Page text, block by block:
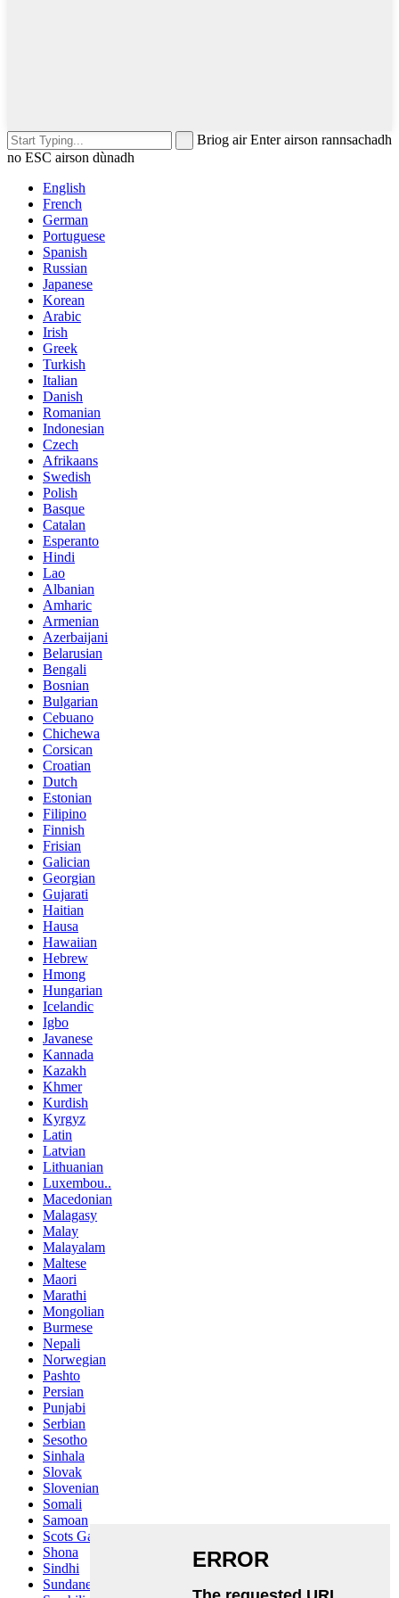
Briog air Enter airson rannsachadh
no ESC airson dùnadh
English
French
German
Portuguese
Spanish
Russian
Japanese
Korean
Arabic
Irish
Greek
Turkish
Italian
Danish
Romanian
Indonesian
Czech
Afrikaans
Swedish
Polish
Basque
Catalan
Esperanto
Hindi
Lao
Albanian
Amharic
Armenian
Azerbaijani
Belarusian
Bengali
Bosnian
Bulgarian
Cebuano
Chichewa
Corsican
Croatian
Dutch
Estonian
Filipino
Finnish
Frisian
Galician
Georgian
Gujarati
Haitian
Hausa
Hawaiian
Hebrew
Hmong
Hungarian
Icelandic
Igbo
Javanese
Kannada
Kazakh
Khmer
Kurdish
Kyrgyz
Latin
Latvian
Lithuanian
Luxembou..
Macedonian
Malagasy
Malay
Malayalam
Maltese
Maori
Marathi
Mongolian
Burmese
Nepali
Norwegian
Pashto
Persian
Punjabi
Serbian
Sesotho
Sinhala
Slovak
Slovenian
Somali
Samoan
Scots Gaelic
Shona
Sindhi
Sundanese